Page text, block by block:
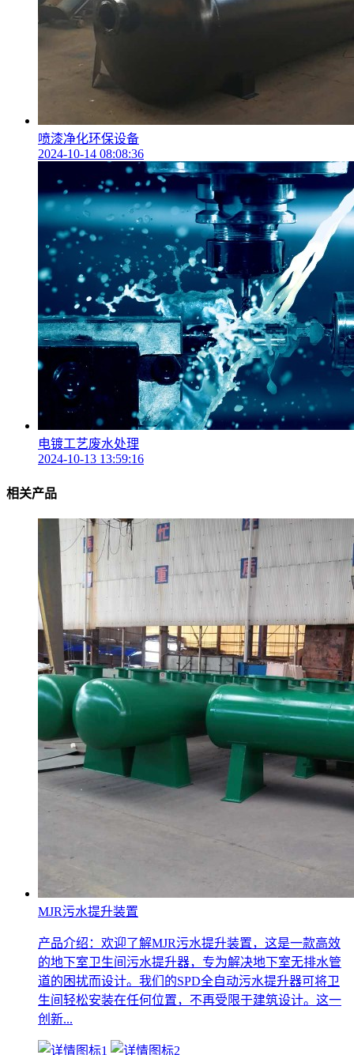
喷漆净化环保设备
2024-10-14 08:08:36
电镀工艺废水处理
2024-10-13 13:59:16
相关产品
MJR污水提升装置
产品介绍：欢迎了解MJR污水提升装置，这是一款高效
的地下室卫生间污水提升器，专为解决地下室无排水管
道的困扰而设计。我们的SPD全自动污水提升器可将卫
生间轻松安装在任何位置，不再受限于建筑设计。这一
创新...